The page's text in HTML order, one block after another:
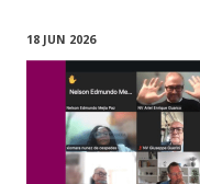
18 JUN 2026